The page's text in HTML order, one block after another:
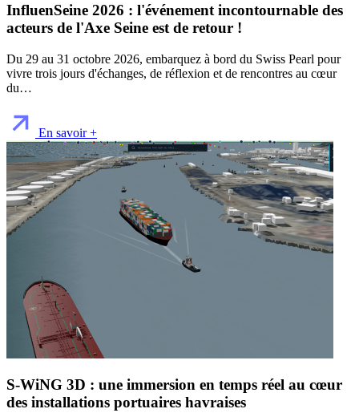
InfluenSeine 2026 : l'événement incontournable des
acteurs de l'Axe Seine est de retour !
Du 29 au 31 octobre 2026, embarquez à bord du Swiss Pearl pour
vivre trois jours d'échanges, de réflexion et de rencontres au cœur
du…
En savoir +
S-WiNG 3D : une immersion en temps réel au cœur
des installations portuaires havraises